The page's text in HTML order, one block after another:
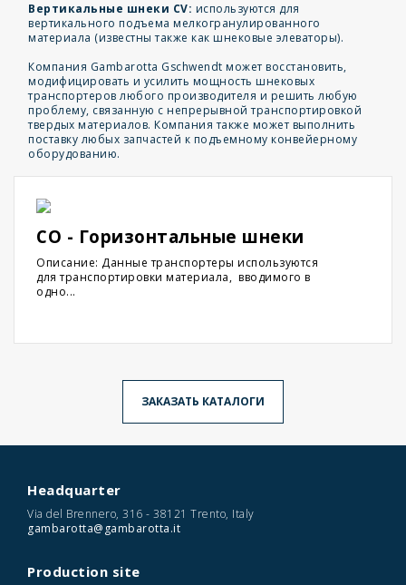
Вертикальные шнеки CV: используются для
вертикального подъема мелкогранулированного
материала (известны также как шнековые элеваторы).
Компания Gambarotta Gschwendt может восстановить,
модифицировать и усилить мощность шнековых
транспортеров любого производителя и решить любую
проблему, связанную с непрерывной транспортировкой
твердых материалов. Компания также может выполнить
поставку любых запчастей к подъемному конвейерному
оборудованию.
CO - Горизонтальные шнеки
Описание: Данные транспортеры используются
для транспортировки материала, вводимого в
одно...
ЗАКАЗАТЬ КАТАЛОГИ
Headquarter
Via del Brennero, 316 - 38121 Trento, Italy
gambarotta@gambarotta.it
Production site